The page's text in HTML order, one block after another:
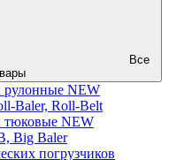
Все
рулонные NEW
Baler, Roll-Belt
тюковые NEW
Big Baler
погрузчиков